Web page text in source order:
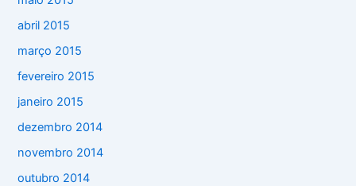
abril 2015
março 2015
fevereiro 2015
janeiro 2015
dezembro 2014
novembro 2014
outubro 2014